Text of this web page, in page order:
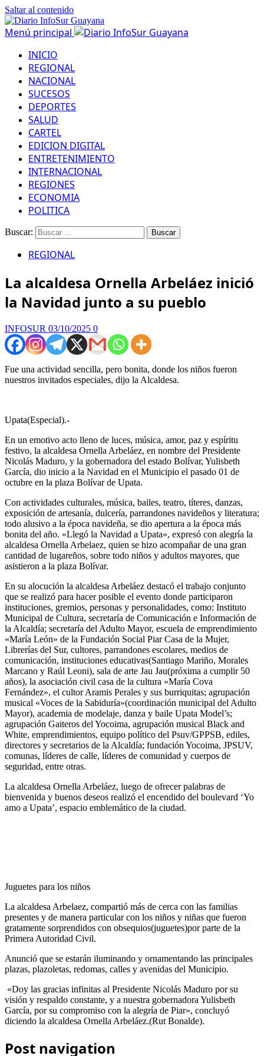
Saltar al contenido
Menú principal
INICIO
REGIONAL
NACIONAL
SUCESOS
DEPORTES
SALUD
CARTEL
EDICION DIGITAL
ENTRETENIMIENTO
INTERNACIONAL
REGIONES
ECONOMIA
POLITICA
Buscar:
REGIONAL
La alcaldesa Ornella Arbeláez inició
la Navidad junto a su pueblo
INFOSUR 03/10/2025 0
Fue una actividad sencilla, pero bonita, donde los niños fueron
nuestros invitados especiales, dijo la Alcaldesa.
Upata(Especial).-
En un emotivo acto lleno de luces, música, amor, paz y espíritu
festivo, la alcaldesa Ornella Arbeláez, en nombre del Presidente
Nicolás Maduro, y la gobernadora del estado Bolívar, Yulisbeth
García, dio inicio a la Navidad en el Municipio el pasado 01 de
octubre en la plaza Bolívar de Upata.
Con actividades culturales, música, bailes, teatro, títeres, danzas,
exposición de artesanía, dulcería, parrandones navideños y literatura;
todo alusivo a la época navideña, se dio apertura a la época más
bonita del año. «Llegó la Navidad a Upata», expresó con alegría la
alcaldesa Ornella Arbelaez, quien se hizo acompañar de una gran
cantidad de lugareños, sobre todo niños y adultos mayores, que
asistieron a la plaza Bolívar.
En su alocución la alcaldesa Arbeláez destacó el trabajo conjunto
que se realizó para hacer posible el evento donde participaron
instituciones, gremios, personas y personalidades, como: Instituto
Municipal de Cultura, secretaría de Comunicación e Información de
la Alcaldía; secretaría del Adulto Mayor, escuela de emprendimiento
«María León» de la Fundación Social Piar Casa de la Mujer,
Librerías del Sur, cultores, parrandones escolares, medios de
comunicación, instituciones educativas(Santiago Mariño, Morales
Marcano y Raúl Leoni), sala de arte Jau Jau(próxima a cumplir 50
años), la asociación civil casa de la cultura «María Cova
Fernández», el cultor Aramis Perales y sus burriquitas; agrupación
musical «Voces de la Sabiduría»(coordinación municipal del Adulto
Mayor), academia de modelaje, danza y baile Upata Model’s;
agrupación Gaiteros del Yocoima, agrupación musical Black and
White, emprendimientos, equipo político del Psuv/GPPSB, ediles,
directores y secretarios de la Alcaldía; fundación Yocoima, JPSUV,
comunas, líderes de calle, líderes de comunidad y cuerpos de
seguridad, entre otras.
La alcaldesa Ornella Arbeláez, luego de ofrecer palabras de
bienvenida y buenos deseos realizó el encendido del boulevard ‘Yo
amo a Upata’, espacio emblemático de la ciudad.
Juguetes para los niños
La alcaldesa Arbelaez, compartió más de cerca con las familias
presentes y de manera particular con los niños y niñas que fueron
gratamente sorprendidos con obsequios(juguetes)por parte de la
Primera Autoridad Civil.
Anunció que se estarán iluminando y ornamentando las principales
plazas, plazoletas, redomas, calles y avenidas del Municipio.
«Doy las gracias infinitas al Presidente Nicolás Maduro por su
visión y respaldo constante, y a nuestra gobernadora Yulisbeth
García, por su compromiso con la alegría de Piar», concluyó
diciendo la alcaldesa Ornella Arbeláez.(Rut Bonalde).
Post navigation